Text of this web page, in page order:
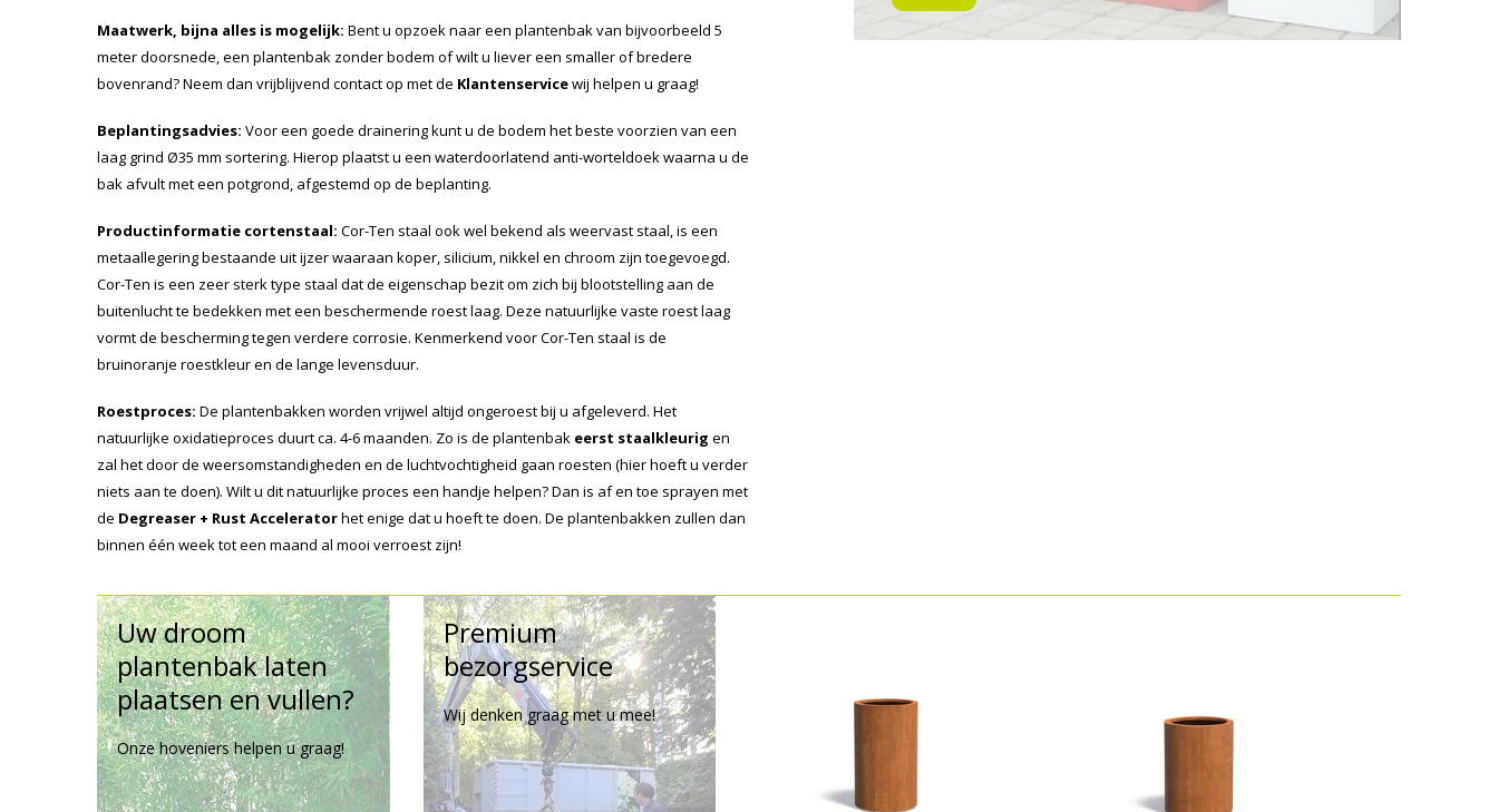
Maatwerk, bijna alles is mogelijk: Bent u opzoek naar een plantenbak van bijvoorbeeld 5
meter doorsnede, een plantenbak zonder bodem of wilt u liever een smaller of bredere
bovenrand? Neem dan vrijblijvend contact op met de Klantenservicewij helpen u graag!
Beplantingsadvies: Voor een goede drainering kunt u de bodem het beste voorzien van een
laag grind Ø35 mm sortering. Hierop plaatst u een waterdoorlatend anti-worteldoek waarna u de
bak afvult met een potgrond, afgestemd op de beplanting.
Productinformatie cortenstaal: Cor-Ten staal ook wel bekend als weervast staal, is een
metaallegering bestaande uit ijzer waaraan koper, silicium, nikkel en chroom zijn toegevoegd.
Cor-Ten is een zeer sterk type staal dat de eigenschap bezit om zich bij blootstelling aan de
buitenlucht te bedekken met een beschermende roest laag. Deze natuurlijke vaste roest laag
vormt de bescherming tegen verdere corrosie. Kenmerkend voor Cor-Ten staal is de
bruinoranje roestkleur en de lange levensduur.
Roestproces: De plantenbakken worden vrijwel altijd ongeroest bij u afgeleverd. Het
natuurlijke oxidatieproces duurt ca. 4-6 maanden. Zo is de plantenbak eerst staalkleurig en
zal het door de weersomstandigheden en de luchtvochtigheid gaan roesten (hier hoeft u verder
niets aan te doen). Wilt u dit natuurlijke proces een handje helpen? Dan is af en toe sprayen met
de Degreaser + Rust Acceleratorhet enige dat u hoeft te doen. De plantenbakken zullen dan
binnen één week tot een maand al mooi verroest zijn!
Uw droom
plantenbak laten
plaatsen en vullen?
Onze hoveniers helpen u graag!
Premium
bezorgservice
Wij denken graag met u mee!